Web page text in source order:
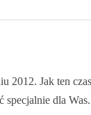
2012. Jak ten
specjalnie dla Was.